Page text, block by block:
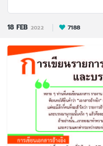
18 FEB 2022 7188